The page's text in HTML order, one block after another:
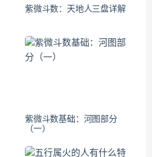
紫微斗数：天地人三盘详解
紫微斗数基础：河图部分
（一）